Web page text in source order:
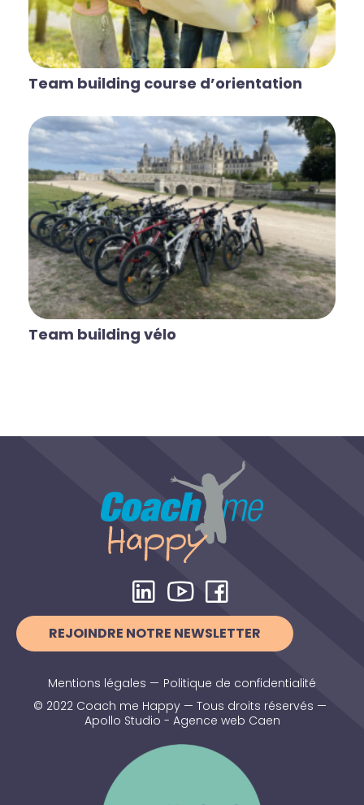
Team building course d’orientation
Team building vélo
REJOINDRE NOTRE NEWSLETTER
Mentions légales — Politique de confidentialité
© 2022 Coach me Happy — Tous droits réservés —
Apollo Studio - Agence web Caen